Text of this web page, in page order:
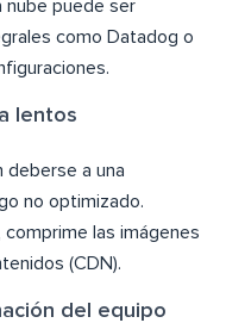
nube puede ser
como Datadog o
lentos
deberse a una
no optimizado.
las imágenes
(CDN).
del equipo